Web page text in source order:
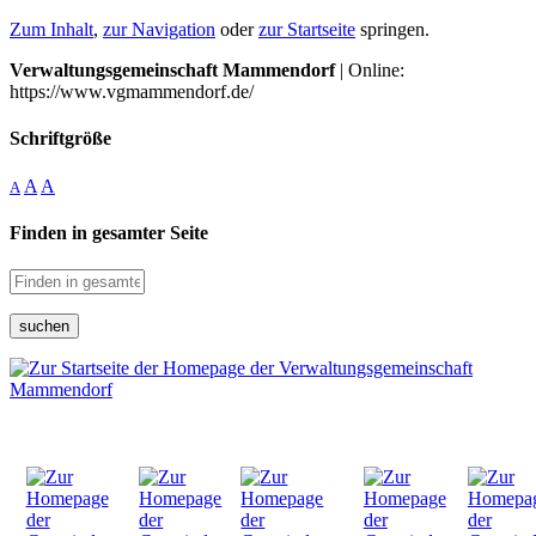
Zum Inhalt, zur Navigation oderzur Startseite springen.
Verwaltungsgemeinschaft Mammendorf| Online:
https://www.vgmammendorf.de/
Schriftgröße
A A A
Finden in gesamter Seite
suchen